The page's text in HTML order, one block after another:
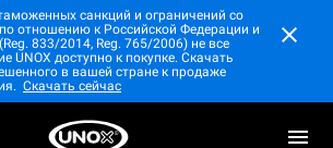
санкций и ограничений со
отношению к Российской Федерации и
833/2014, Reg. 765/2006) не все
UNOX доступно к покупке. Скачать
в вашей стране к продаже
Скачать сейчас